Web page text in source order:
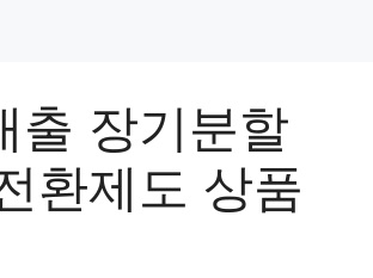
출 장기분할
환제도 상품